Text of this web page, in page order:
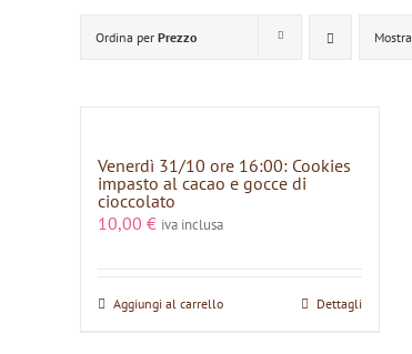
Ordina per Prezzo Mostra
Venerdì 31/10 ore 16:00: Cookies
impasto al cacao e gocce di
cioccolato
10,00 € iva inclusa
Aggiungi al carrello Dettagli